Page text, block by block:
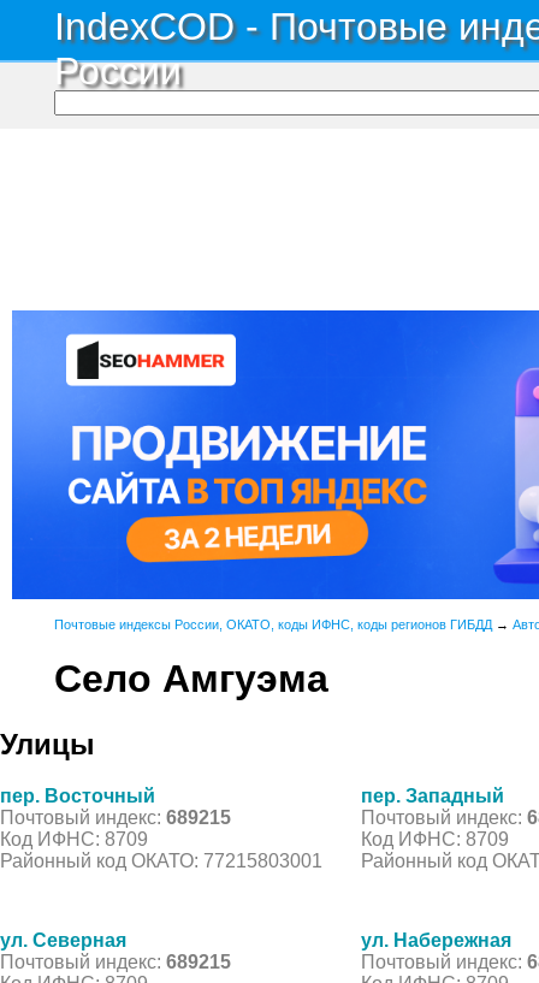
IndexCOD - Почтовые
России
Почтовые индексы России, ОКАТО, коды ИФНС, коды регионов ГИБДД →
Село Амгуэма
Улицы
пер. Восточный
Почтовый индекс: 689215
Код ИФНС: 8709
Районный код ОКАТО: 77215803001
пер. Западный
Почтовый индекс:
Код ИФНС: 8709
Районный код
ул. Северная
Почтовый индекс: 689215
ул. Набережная
Почтовый индекс: